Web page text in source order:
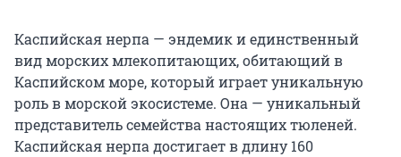
Каспийская нерпа — эндемик и единственный
вид морских млекопитающих, обитающий в
Каспийском море, который играет уникальную
роль в морской экосистеме. Она — уникальный
представитель семейства настоящих тюленей.
Каспийская нерпа достигает в длину 160